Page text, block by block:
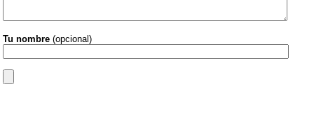
Tu nombre (opcional)